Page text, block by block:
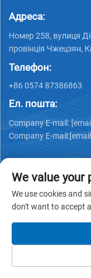
Адреса:
Номер 258, вулиця
провінція Чжецзян,
Телефон:
+86 0574 87386863
Ел. пошта:
Company E-mail:
Company E-mail:
We value your
We use cookies and
don't want to accept